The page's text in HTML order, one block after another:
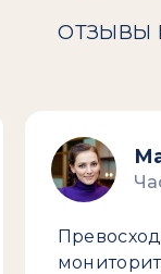
ОТЗЫВЫ